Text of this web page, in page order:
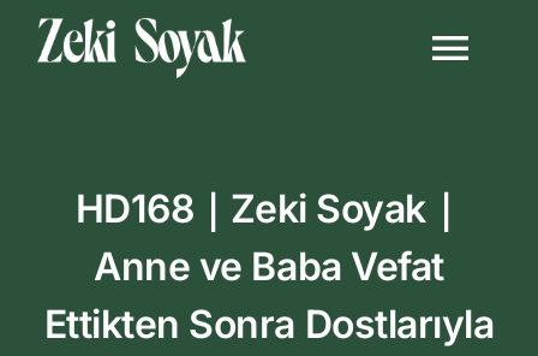
Biyografi
Kitapları
HD168｜Zeki Soyak｜
Anne ve Baba Vefat
Ettikten Sonra Dostlarıyla